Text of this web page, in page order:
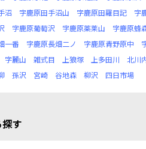
沼
字鹿原田手沼山 字鹿原田羅目記 字
字鹿原葡萄沢 字鹿原薬莱山 字鹿原蜂
一番
字鹿原長畑二ノ 字鹿原青野原中
字麓山 雑式目 上狼塚 上多田川 北川
孫沢 宮崎 谷地森 柳沢 四日市場
探す